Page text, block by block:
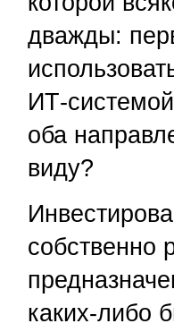
дважды:
ИТ-
оба
виду?
собственно
каких-либо